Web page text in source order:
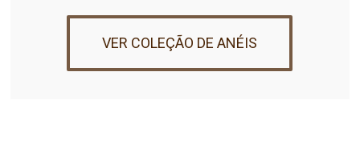
VER COLEÇÃO DE ANÉIS